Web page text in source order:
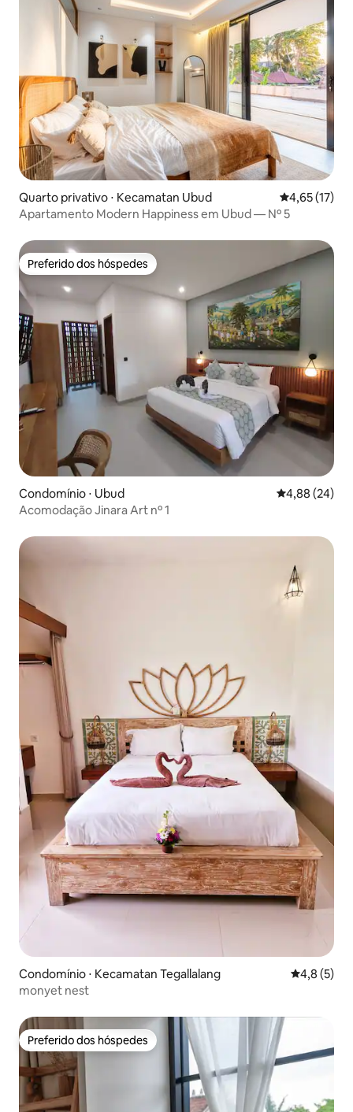
Quarto privativo ⋅ Kecamatan Ubud 4,65 de uma
4,65 (17)
Apartamento Modern Happiness em Ubud — Nº 5
Preferido dos hóspedes
Preferido dos hóspedes
Condomínio ⋅ Ubud 4,88 de uma
4,88 (24)
Acomodação Jinara Art nº 1
Condomínio ⋅ Kecamatan Tegallalang 4,8 de
4,8 (5)
monyet nest
Preferido dos hóspedes
Preferido dos hóspedes